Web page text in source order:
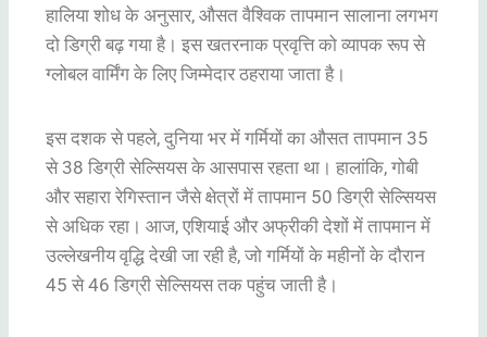
हालिया शोध के अनुसार, औसत वैश्विक तापमान सालाना लगभग
दो डिग्री बढ़ गया है। इस खतरनाक प्रवृत्ति को व्यापक रूप से
ग्लोबल वार्मिंग के लिए जिम्मेदार ठहराया जाता है।
इस दशक से पहले, दुनिया भर में गर्मियों का औसत तापमान 35
से 38 डिग्री सेल्सियस के आसपास रहता था। हालांकि, गोबी
और सहारा रेगिस्तान जैसे क्षेत्रों में तापमान 50 डिग्री सेल्सियस
से अधिक रहा। आज, एशियाई और अफ्रीकी देशों में तापमान में
उल्लेखनीय वृद्धि देखी जा रही है, जो गर्मियों के महीनों के दौरान
45 से 46 डिग्री सेल्सियस तक पहुंच जाती है।